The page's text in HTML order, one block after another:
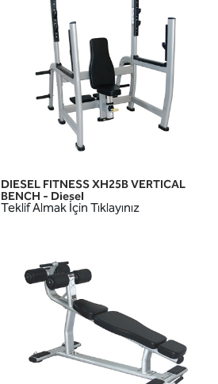
HIZLI GÖRÜNÜM
DIESEL FITNESS XH25B VERTICAL
BENCH - Diesel
Teklif Almak İçin Tıklayınız